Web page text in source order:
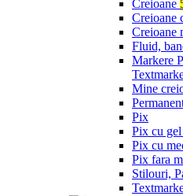
Creioane
Creioane
Creioane
Fluid,
Markere
Mine
Pix
Pix cu gel
Pix cu
Pix fara
Stilouri,